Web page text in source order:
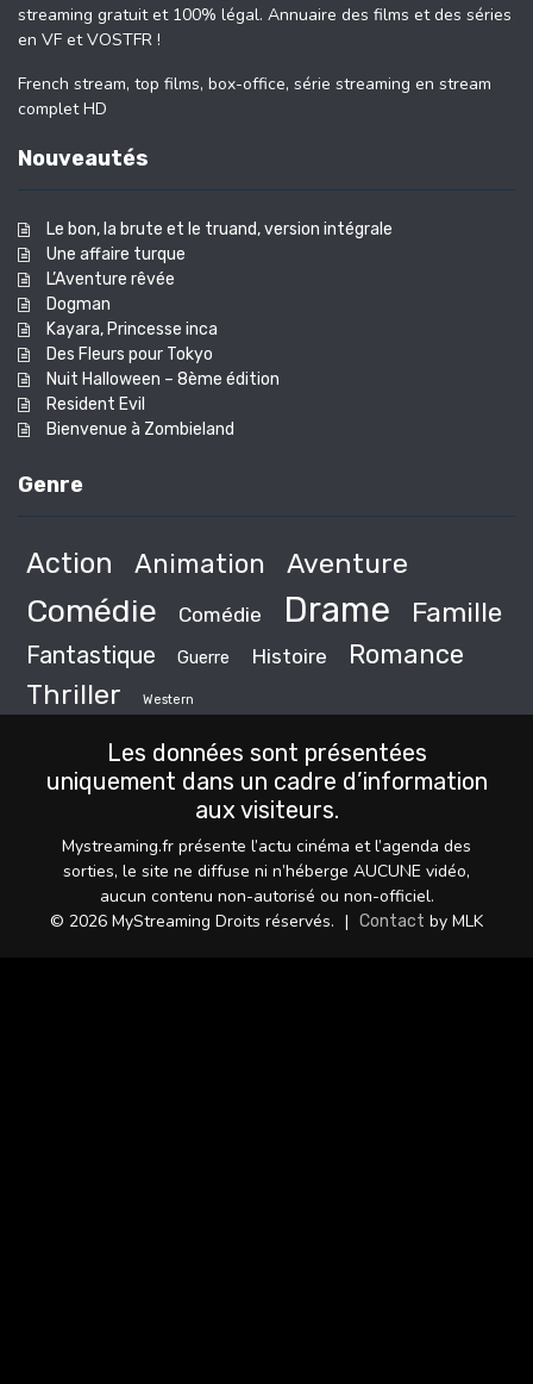
streaming gratuit et 100% légal. Annuaire des films et des séries
en VF et VOSTFR !
French stream, top films, box-office, série streaming en stream
complet HD
Nouveautés
Le bon, la brute et le truand, version intégrale
Une affaire turque
L’Aventure rêvée
Dogman
Kayara, Princesse inca
Des Fleurs pour Tokyo
Nuit Halloween – 8ème édition
Resident Evil
Bienvenue à Zombieland
Genre
Action Animation Aventure
Comédie Comédie Drame Famille
Fantastique Guerre Histoire Romance
Thriller Western
Les données sont présentées
uniquement dans un cadre d’information
aux visiteurs.
Mystreaming.fr présente l’actu cinéma et l’agenda des
sorties, le site ne diffuse ni n’héberge AUCUNE vidéo,
aucun contenu non-autorisé ou non-officiel.
© 2026 MyStreaming Droits réservés. | Contact by MLK